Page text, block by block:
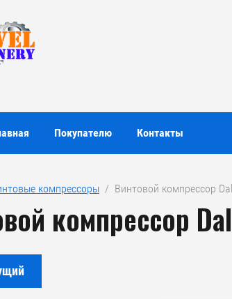
Покупателю Контакты
компрессоры
/  Винтовой компрессор
компрессор